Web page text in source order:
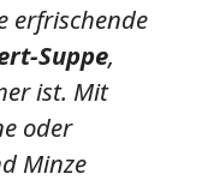
erfrischende
Suppe,
ist. Mit
oder
Minze